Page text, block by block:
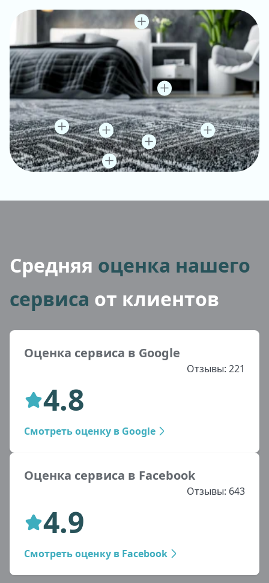
Средняя оценка нашего
сервиса от клиентов
Оценка сервиса в Google
Отзывы: 221
4.8
Смотреть оценку в Google
Оценка сервиса в Facebook
Отзывы: 643
4.9
Смотреть оценку в Facebook